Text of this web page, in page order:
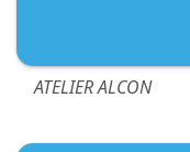
ATELIER ALCON